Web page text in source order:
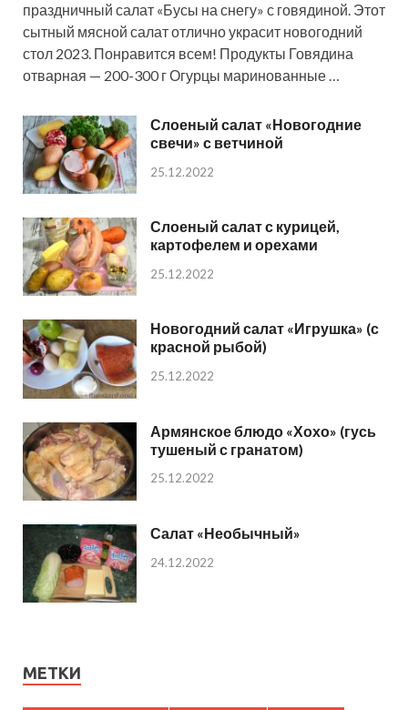
праздничный салат «Бусы на снегу» с говядиной. Этот
сытный мясной салат отлично украсит новогодний
стол 2023. Понравится всем! Продукты Говядина
отварная — 200-300 г Огурцы маринованные …
Слоеный салат «Новогодние
свечи» с ветчиной
25.12.2022
Слоеный салат с курицей,
картофелем и орехами
25.12.2022
Новогодний салат «Игрушка» (с
красной рыбой)
25.12.2022
Армянское блюдо «Хохо» (гусь
тушеный с гранатом)
25.12.2022
Салат «Необычный»
24.12.2022
МЕТКИ